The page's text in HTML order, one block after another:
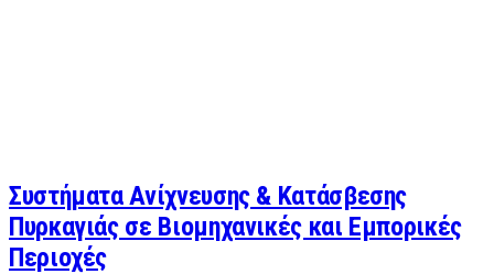
Συστήματα Ανίχνευσης & Κατάσβεσης
Πυρκαγιάς σε Βιομηχανικές και Εμπορικές
Περιοχές